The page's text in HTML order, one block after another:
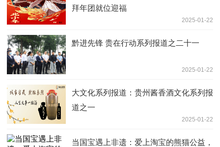
拜年团就位迎福
2025-01-22
黔进先锋 贵在行动系列报道之二十一
2025-01-22
大文化系列报道：贵州酱香酒文化系列报
道之一
2025-01-22
当国宝遇上非遗：爱上淘宝的熊猫公益，